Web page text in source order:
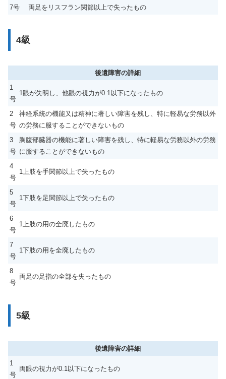
7号
両足をリスフラン関節以上で失ったもの
4級
後遺障害の詳細
1
号
1眼が失明し、他眼の視力が0.1以下になったもの
2
号
神経系統の機能又は精神に著しい障害を残し、特に軽易な労務以外
の労務に服することができないもの
3
号
胸腹部臓器の機能に著しい障害を残し、特に軽易な労務以外の労務
に服することができないもの
4
号
1上肢を手関節以上で失ったもの
5
号
1下肢を足関節以上で失ったもの
6
号
1上肢の用の全廃したもの
7
号
1下肢の用を全廃したもの
8
号
両足の足指の全部を失ったもの
5級
後遺障害の詳細
1
号
両眼の視力が0.1以下になったもの